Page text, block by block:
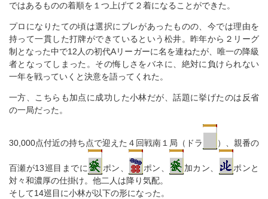
ではあるものの着順を１つ上げて２着になることができた。
プロになりたての頃は選択にブレがあったものの、今では理由を
持って一貫した打牌ができているという松井。昨年から２リーグ
制となった中で12人の初代Aリーガーに名を連ねたが、唯一の降級
者となってしまった。その悔しさをバネに、絶対に負けられない
一年を戦っていくと決意を語ってくれた。
一方、こちらも加点に成功した小林だが、話題に挙げたのは反省
の一局だった。
30,000点付近の持ち点で迎えた４回戦南１局（ドラ ）、親番の
百瀬が13巡目までに ポン、 ポン、 加カン、
ポンと
対々和濃厚の仕掛け。他二人は降り気配。
そして14巡目に小林が以下の形になった。